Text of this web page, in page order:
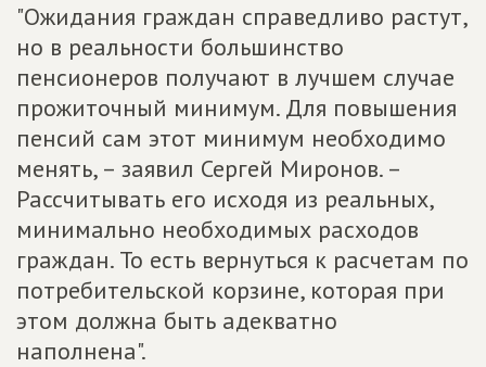
"Ожидания граждан справедливо растут,
но в реальности большинство
пенсионеров получают в лучшем случае
прожиточный минимум. Для повышения
пенсий сам этот минимум необходимо
менять, – заявил Сергей Миронов. –
Рассчитывать его исходя из реальных,
минимально необходимых расходов
граждан. То есть вернуться к расчетам по
потребительской корзине, которая при
этом должна быть адекватно
наполнена".